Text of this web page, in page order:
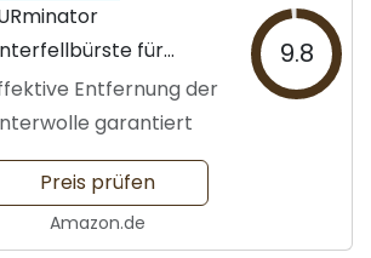
für
Größe M
Entfernung der
garantiert
9.8
Preis prüfen
Amazon.de